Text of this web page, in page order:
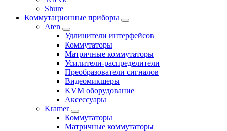
Shure
Коммутационные приборы
Aten
Удлинители интерфейсов
Коммутаторы
Матричные коммутаторы
Усилители-распределители
Преобразователи сигналов
Видеомикшеры
KVM оборудование
Аксессуары
Kramer
Коммутаторы
Матричные коммутаторы